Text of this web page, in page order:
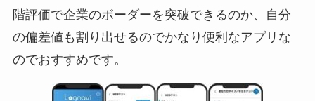
階評価で企業のボーダーを突破できるのか、自分
の偏差値も割り出せるのでかなり便利なアプリな
のでおすすめです。